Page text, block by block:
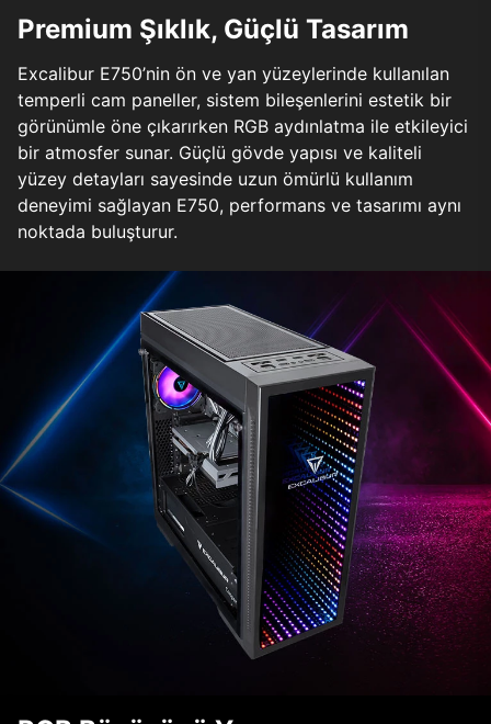
Premium Şıklık, Güçlü Tasarım
Excalibur E750’nin ön ve yan yüzeylerinde kullanılan
temperli cam paneller, sistem bileşenlerini estetik bir
görünümle öne çıkarırken RGB aydınlatma ile etkileyici
bir atmosfer sunar. Güçlü gövde yapısı ve kaliteli
yüzey detayları sayesinde uzun ömürlü kullanım
deneyimi sağlayan E750, performans ve tasarımı aynı
noktada buluşturur.